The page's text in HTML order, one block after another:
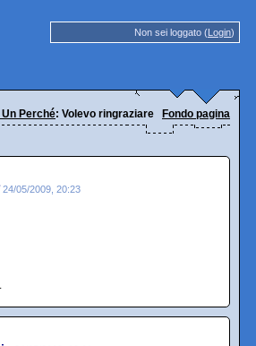
Non sei loggato (Login)
Perché: Volevo ringraziare l'Oviesse...
Fondo pagina
24/05/2009, 20:23